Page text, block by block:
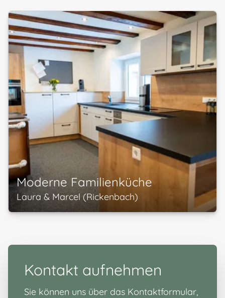
Moderne Familienküche
Laura & Marcel (Rickenbach)
Kontakt aufnehmen
Sie können uns über das Kontaktformular,